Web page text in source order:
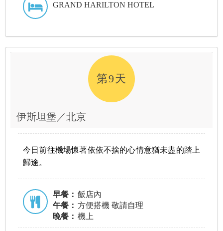
GRAND HARILTON HOTEL
第9天
伊斯坦堡／北京
今日前往機場懷著依依不捨的心情意猶未盡的踏上
歸途。
早餐： 飯店內
午餐： 方便搭機 敬請自理
晚餐： 機上